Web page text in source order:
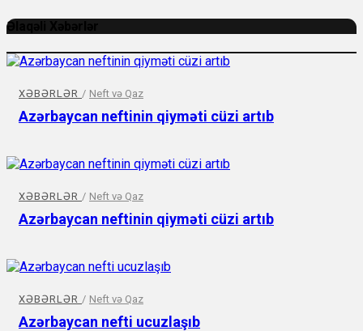
Əlaqəli Xəbərlər
XƏBƏRLƏR / Neft və Qaz
Azərbaycan neftinin qiyməti cüzi artıb
XƏBƏRLƏR / Neft və Qaz
Azərbaycan neftinin qiyməti cüzi artıb
XƏBƏRLƏR / Neft və Qaz
Azərbaycan nefti ucuzlaşıb